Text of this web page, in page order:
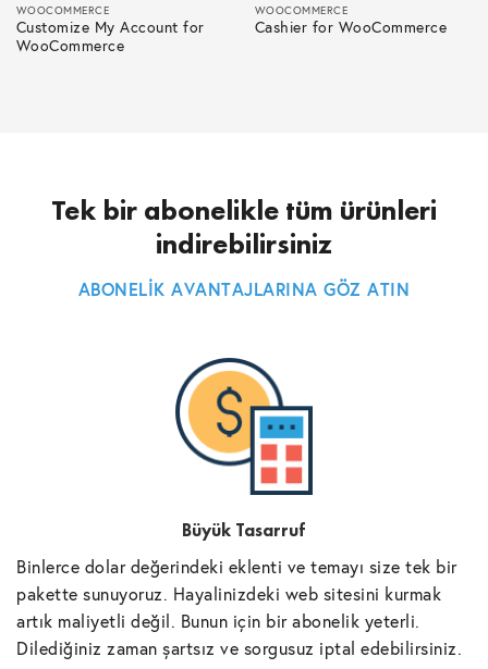
WOOCOMMERCE
Customize My Account for
WooCommerce
WOOCOMMERCE
Cashier for WooCommerce
Tek bir abonelikle tüm ürünleri
indirebilirsiniz
ABONELİK AVANTAJLARINA GÖZ ATIN
Büyük Tasarruf
Binlerce dolar değerindeki eklenti ve temayı size tek bir
pakette sunuyoruz. Hayalinizdeki web sitesini kurmak
artık maliyetli değil. Bunun için bir abonelik yeterli.
Dilediğiniz zaman şartsız ve sorgusuz iptal edebilirsiniz.